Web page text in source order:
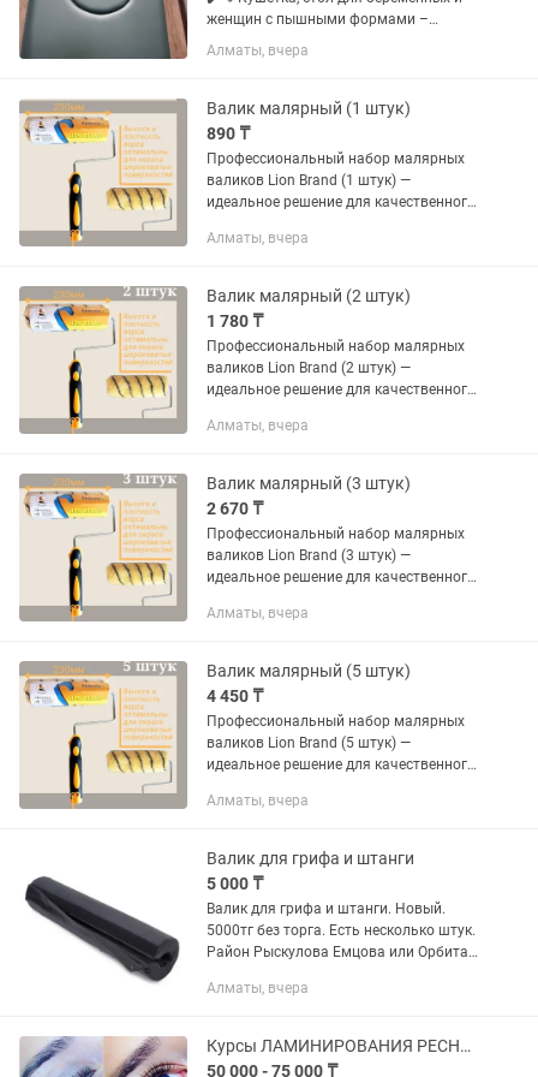
женщин с пышными формами –
комфорт без компромиссов! ✔
Анатомическая конструкция –
живота и груди позволяют удобно
расположиться на...
Алматы, вчера
Валик малярный (1 штук)
890 ₸
Профессиональный набор малярных
валиков Lion Brand (1 штук) —
идеальное решение для качественного
инструментов по отдельности. С
валиков...
Алматы, вчера
Валик малярный (2 штук)
1 780 ₸
Профессиональный набор малярных
валиков Lion Brand (2 штук) —
идеальное решение для качественного
инструментов по отдельности. С
валиков...
Алматы, вчера
Валик малярный (3 штук)
2 670 ₸
Профессиональный набор малярных
валиков Lion Brand (3 штук) —
идеальное решение для качественного
инструментов по отдельности. С
валиков...
Алматы, вчера
Валик малярный (5 штук)
4 450 ₸
Профессиональный набор малярных
валиков Lion Brand (5 штук) —
идеальное решение для качественного
инструментов по отдельности. С
валиков...
Алматы, вчера
Валик для грифа и штанги
5 000 ₸
Валик для грифа и штанги. Новый.
5000тг без торга. Есть несколько штук.
Район Рыскулова Емцова или Орбита
Алматы, вчера
Курсы ЛАМИНИРОВАНИЯ РЕСНИЦ и Бровей
50 000 - 75 000 ₸